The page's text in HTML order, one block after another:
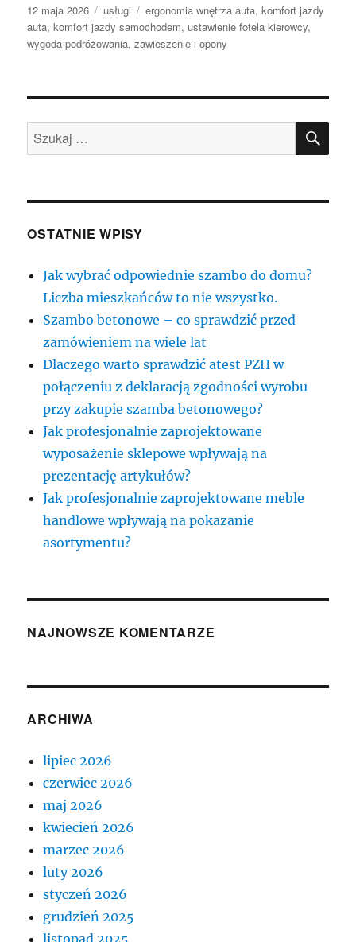
Data
publikacji
12 maja 2026 Kategorie
usługi Tagi
ergonomia wnętrza auta,komfort jazdy
auta,komfort jazdy samochodem, ustawienie fotela kierowcy,
wygoda podróżowania,zawieszenie i opony
Szukaj:
OSTATNIE WPISY
Jak wybrać odpowiednie szambo do domu?
Liczba mieszkańców to nie wszystko.
Szambo betonowe – co sprawdzić przed
zamówieniem na wiele lat
Dlaczego warto sprawdzić atest PZH w
połączeniu z deklaracją zgodności wyrobu
przy zakupie szamba betonowego?
Jak profesjonalnie zaprojektowane
wyposażenie sklepowe wpływają na
prezentację artykułów?
Jak profesjonalnie zaprojektowane meble
handlowe wpływają na pokazanie
asortymentu?
NAJNOWSZE KOMENTARZE
ARCHIWA
lipiec 2026
czerwiec 2026
maj 2026
kwiecień 2026
marzec 2026
luty 2026
styczeń 2026
grudzień 2025
listopad 2025